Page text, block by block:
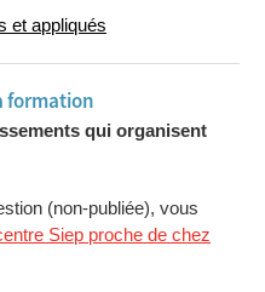
et appliqués
formation
qui organisent
(non-publiée), vous
Siep proche de chez